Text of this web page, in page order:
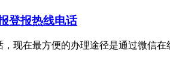
登报热线电话
现在最方便的办理途径是通过微信